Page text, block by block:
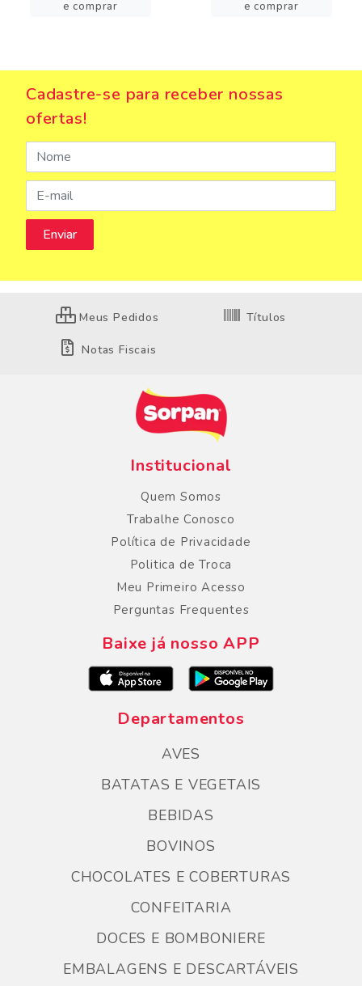
e comprar
e comprar
Cadastre-se para receber nossas
ofertas!
Meus Pedidos Títulos
Notas Fiscais
Institucional
Quem Somos
Trabalhe Conosco
Política de Privacidade
Politica de Troca
Meu Primeiro Acesso
Perguntas Frequentes
Baixe já nosso APP
Departamentos
AVES
BATATAS E VEGETAIS
BEBIDAS
BOVINOS
CHOCOLATES E COBERTURAS
CONFEITARIA
DOCES E BOMBONIERE
EMBALAGENS E DESCARTÁVEIS